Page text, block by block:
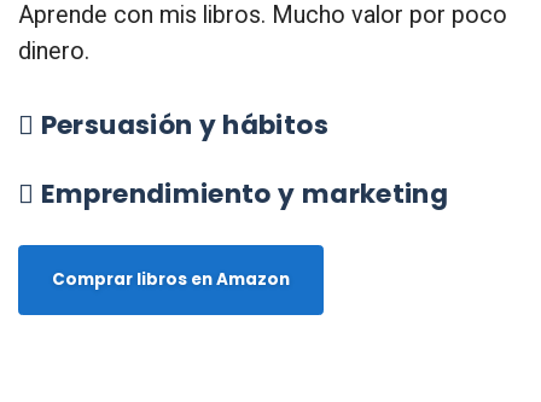
Aprende con mis libros. Mucho valor por poco
dinero.
Persuasión y hábitos
Emprendimiento y marketing
Comprar libros en Amazon